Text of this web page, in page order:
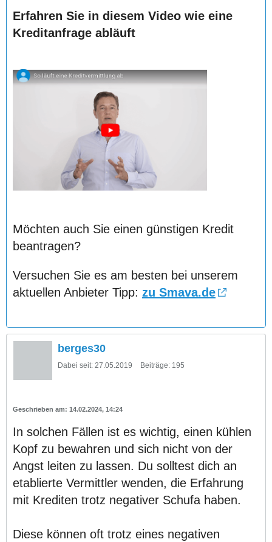
Erfahren Sie in diesem Video wie eine
Kreditanfrage abläuft
Möchten auch Sie einen günstigen Kredit
beantragen?
Versuchen Sie es am besten bei unserem
aktuellen Anbieter Tipp: zu Smava.de
berges30
Dabei seit: 27.05.2019 Beiträge: 195
14.02.2024, 14:24
In solchen Fällen ist es wichtig, einen kühlen
Kopf zu bewahren und sich nicht von der
Angst leiten zu lassen. Du solltest dich an
etablierte Vermittler wenden, die Erfahrung
mit Krediten trotz negativer Schufa haben.
Diese können oft trotz eines negativen